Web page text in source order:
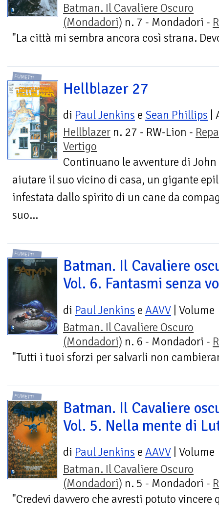
Batman. Il Cavaliere Oscuro
(Mondadori) n. 7 - Mondadori -
"La città mi sembra ancora così strana.
FUMETTI
Hellblazer 27
di Paul Jenkins e Sean Phillips |
Hellblazer n. 27 - RW-Lion -
Vertigo
Continuano le avventure di
aiutare il suo vicino di casa, un gigante
infestata dallo spirito di un cane da
suo...
FUMETTI
Batman. Il Cavaliere
Vol. 6. Fantasmi senza
di Paul Jenkins e AAVV | Volume
Batman. Il Cavaliere Oscuro
(Mondadori) n. 6 - Mondadori -
"Tutti i tuoi sforzi per salvarli non
FUMETTI
Batman. Il Cavaliere
Vol. 5. Nella mente di
di Paul Jenkins e AAVV | Volume
Batman. Il Cavaliere Oscuro
(Mondadori) n. 5 - Mondadori -
"Credevi davvero che avresti potuto vincere